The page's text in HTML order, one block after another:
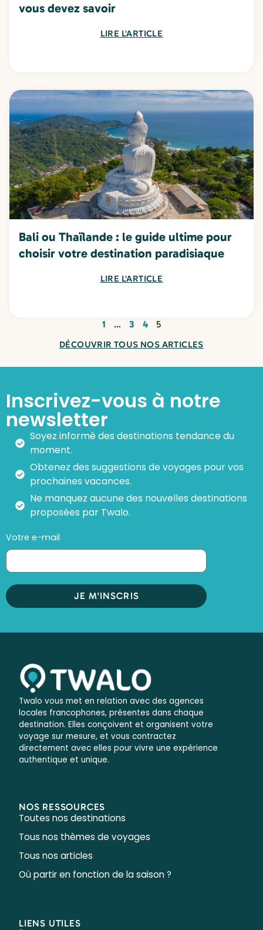
vous devez savoir
LIRE L'ARTICLE
Bali ou Thaïlande : le guide ultime pour
choisir votre destination paradisiaque
LIRE L'ARTICLE
1 … 3 4 5
DÉCOUVRIR TOUS NOS ARTICLES
Inscrivez-vous à notre
newsletter
Soyez informé des destinations tendance du
moment.
Obtenez des suggestions de voyages pour vos
prochaines vacances.
Ne manquez aucune des nouvelles destinations
proposées par Twalo.
Votre e-mail
JE M'INSCRIS
Twalo vous met en relation avec des agences
locales francophones, présentes dans chaque
destination. Elles conçoivent et organisent votre
voyage sur mesure, et vous contractez
directement avec elles pour vivre une expérience
authentique et unique.
NOS RESSOURCES
Toutes nos destinations
Tous nos thèmes de voyages
Tous nos articles
Où partir en fonction de la saison ?
LIENS UTILES